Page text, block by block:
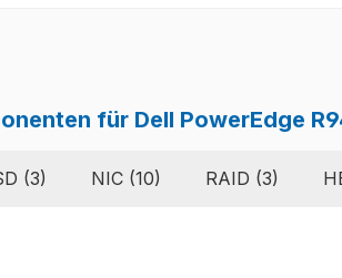
für Dell PowerEdge
(3) NIC (10) RAID (3)